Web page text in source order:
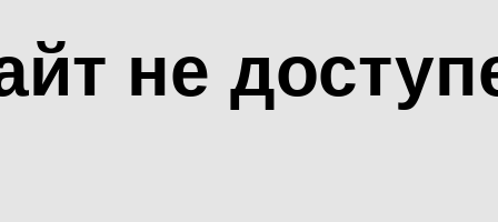
не